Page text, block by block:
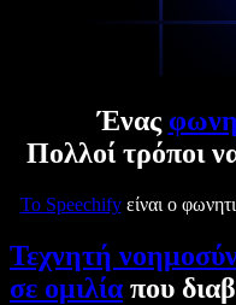
Ένας
Πολλοί τρόποι
Το Speechifyείναι ο
Τεχνητή
σε ομιλία που